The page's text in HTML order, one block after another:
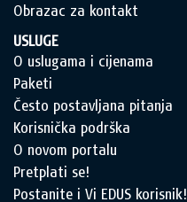
Obrazac za kontakt
USLUGE
O uslugama i cijenama
Paketi
Često postavljana pitanja
Korisnička podrška
O novom portalu
Pretplati se!
Postanite i Vi EDUS korisnik!